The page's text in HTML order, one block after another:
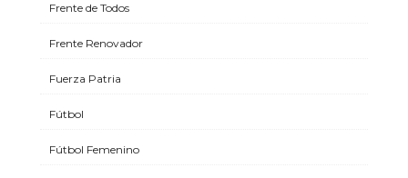
Frente de Todos
Frente Renovador
Fuerza Patria
Fútbol
Fútbol Femenino